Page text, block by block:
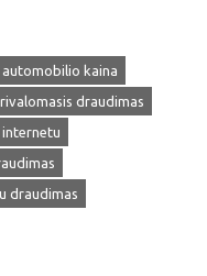
automobilio kaina
draudimas
draudimas